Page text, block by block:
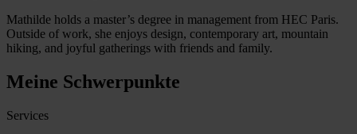
Mathilde holds a master’s degree in management from HEC Paris.
Outside of work, she enjoys design, contemporary art, mountain
hiking, and joyful gatherings with friends and family.
Meine Schwerpunkte
Services